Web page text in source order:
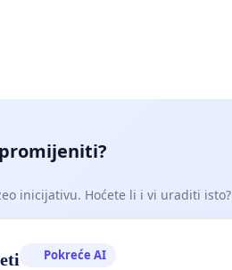
inicijativu. Hoćete li i vi uraditi isto?
Pokreće AI